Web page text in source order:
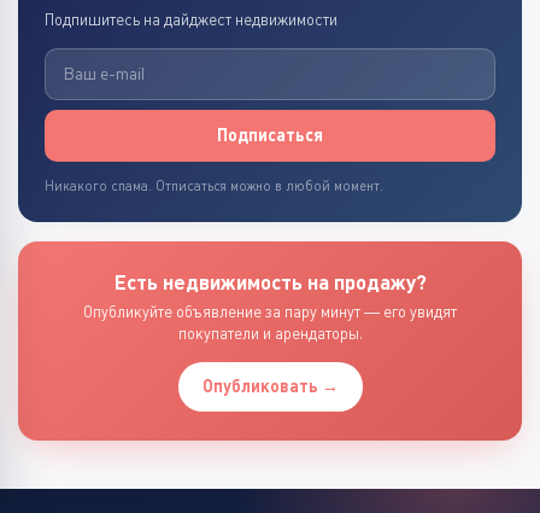
Подпишитесь на дайджест недвижимости
Подписаться
Никакого спама. Отписаться можно в любой момент.
Есть недвижимость на продажу?
Опубликуйте объявление за пару минут — его увидят
покупатели и арендаторы.
Опубликовать →